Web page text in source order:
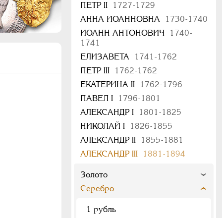
ПЕТР II
1727-1729
АННА ИОАННОВНА
1730-1740
ИОАНН АНТОНОВИЧ
1740-
1741
ЕЛИЗАВЕТА
1741-1762
ПЕТР III
1762-1762
ЕКАТЕРИНА II
1762-1796
ПАВЕЛ I
1796-1801
АЛЕКСАНДР I
1801-1825
НИКОЛАЙ I
1826-1855
АЛЕКСАНДР II
1855-1881
АЛЕКСАНДР III
1881-1894
Золото
Серебро
1 рубль